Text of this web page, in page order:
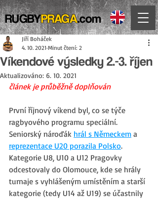
RUGBYPRAGA.com
Víkendové výsledky 2.-3. říjen
Jiří Boháček
4. 10. 2021 Minut čtení: 2
Aktualizováno: 6. 10. 2021
článek je průběžně doplňován
První říjnový víkend byl, co se týče
ragbyového programu speciální.
Seniorský nároďák hrál s Německem a
reprezentace U20 porazila Polsko.
Kategorie U8, U10 a U12 Pragovky
odcestovaly do Olomouce, kde se hrály
turnaje s vyhlášeným umístěním a starší
kategorie (tedy U14 až U19) se účastnily